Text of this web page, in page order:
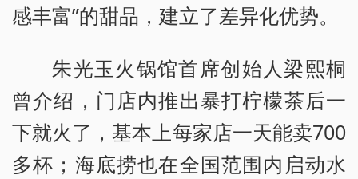
感丰富”的甜品，建立了差异化优势。
朱光玉火锅馆首席创始人梁熙桐
曾介绍，门店内推出暴打柠檬茶后一
下就火了，基本上每家店一天能卖700
多杯；海底捞也在全国范围内启动水